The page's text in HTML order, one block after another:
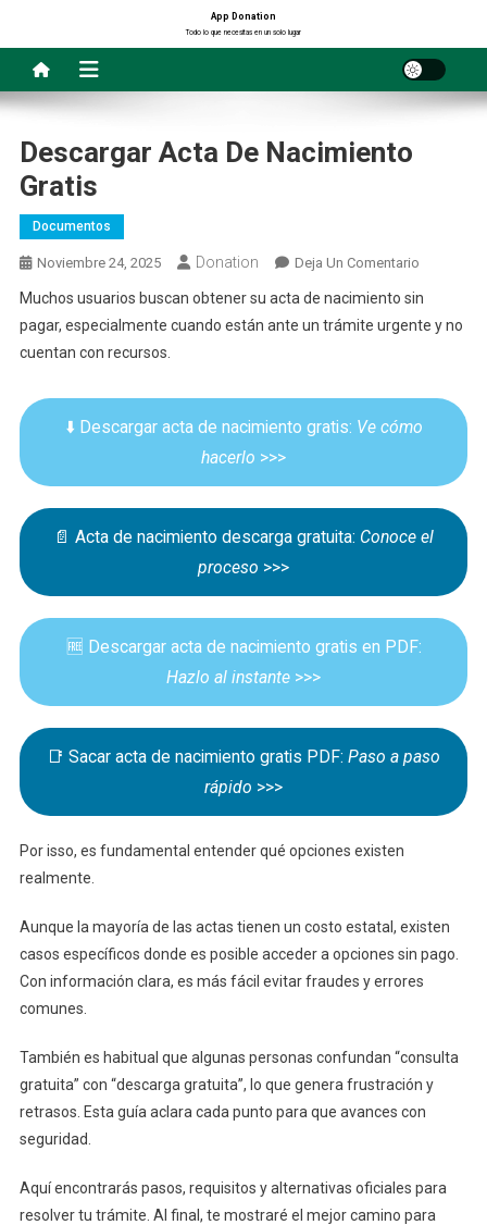
contenido
App Donation
Todo lo que necesitas en un solo lugar
Descargar Acta De Nacimiento
Gratis
Documentos
Noviembre 24, 2025 Donation Deja Un ComentarioEn
De
Muchos usuarios buscan obtener su acta de nacimiento sin
pagar, especialmente cuando están ante un trámite urgente y no
cuentan con recursos.
⬇️ Descargar acta de nacimiento gratis: Ve cómo
hacerlo >>>
📄 Acta de nacimiento descarga gratuita: Conoce el
proceso >>>
🆓 Descargar acta de nacimiento gratis en PDF:
Hazlo al instante >>>
📑 Sacar acta de nacimiento gratis PDF: Paso a paso
rápido >>>
Por isso, es fundamental entender qué opciones existen
realmente.
Aunque la mayoría de las actas tienen un costo estatal, existen
casos específicos donde es posible acceder a opciones sin pago.
Con información clara, es más fácil evitar fraudes y errores
comunes.
También es habitual que algunas personas confundan “consulta
gratuita” con “descarga gratuita”, lo que genera frustración y
retrasos. Esta guía aclara cada punto para que avances con
seguridad.
Aquí encontrarás pasos, requisitos y alternativas oficiales para
resolver tu trámite. Al final, te mostraré el mejor camino para